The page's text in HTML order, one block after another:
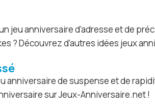
jeu anniversaire d’adresse et de
? Découvrez d’autres idées jeux
anniversaire de suspense et de
sur Jeux-Anniversaire.net !